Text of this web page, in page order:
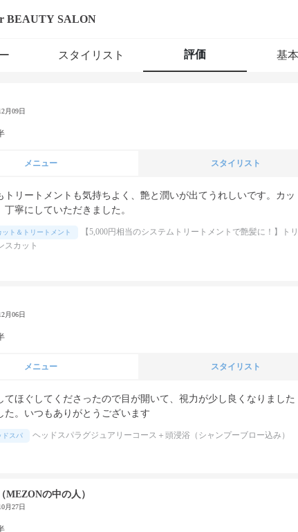
BEAUTY SALON
スタイリスト 評価 基
月09日
メニュー スタイリスト
トリートメントも気持ちよく、艶と潤いが出てうれしいです。カッ
丁寧にしていただきました。
ット＆トリートメント
【5,000円相当のシステムトリートメントで艶髪に！】ト
スカット
月06日
メニュー スタイリスト
てほぐしてくださったので目が開いて、視力が少し良くなりました
た。いつもありがとうございます
ドスパ ヘッドスパラグジュアリーコース＋頭浸浴（シャンプーブロー込み）
MEZONの中の人）
月27日